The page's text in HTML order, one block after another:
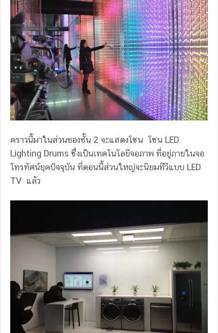
คราวนี้มาในส่วนของชั้น 2 จะแสดงโซน โซน LED
Lighting Drums ซึ่งเป็นเทคโนโลยีจอภาพ ที่อยู่ภายในจอ
โทรทัศน์ยุคปัจจุบัน ที่ตอนนี้ส่วนใหญ่จะนิยมทีวีแบบ LED
TV แล้ว